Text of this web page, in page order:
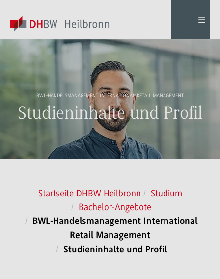
BWL-HANDELSMANAGEMENT INTERNATIONAL RETAIL MANAGEMENT
Studieninhalte und Profil
Startseite DHBW Heilbronn
Studium
Bachelor-Angebote
BWL-Handelsmanagement International
Retail Management
Studieninhalte und Profil